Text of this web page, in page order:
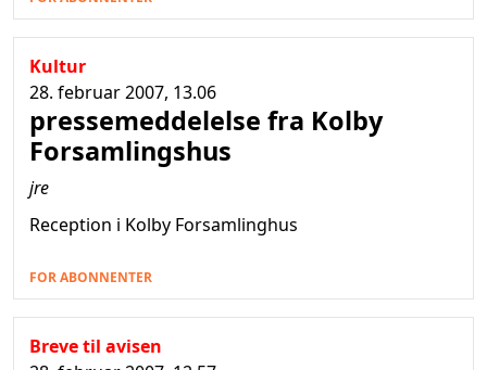
Kultur
28. februar 2007, 13.06
pressemeddelelse fra Kolby
Forsamlingshus
jre
Reception i Kolby Forsamlinghus
FOR ABONNENTER
Breve til avisen